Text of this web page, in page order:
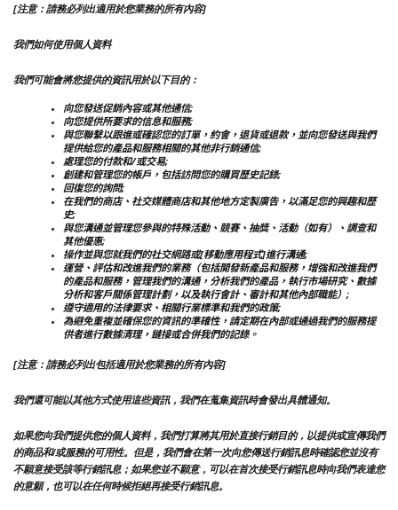
[注意：請務必列出適用於您業務的所有內容]
我們如何使用個人資料
我們可能會將您提供的資訊用於以下目的：
向您發送促銷內容或其他通信;
向您提供所要求的信息和服務;
與您聯繫以跟進或確認您的訂單，約會，退貨或退款，並向您發送與我們
提供給您的產品和服務相關的其他非行銷通信;
處理您的付款和/或交易;
創建和管理您的帳戶，包括訪問您的購買歷史記錄;
回復您的詢問;
在我們的商店、社交媒體商店和其他地方定製廣告，以滿足您的興趣和歷
史;
與您溝通並管理您參與的特殊活動、競賽、抽獎、活動（如有）、調查和
其他優惠;
操作並與您就我們的社交網路或[移動應用程式]進行溝通;
運營、評估和改進我們的業務（包括開發新產品和服務，增強和改進我們
的產品和服務，管理我們的溝通，分析我們的產品，執行市場研究、數據
分析和客戶關係管理計劃，以及執行會計、審計和其他內部職能）;
遵守適用的法律要求、相關行業標準和我們的政策;
為避免重複並確保您的資訊的準確性，請定期在內部或通過我們的服務提
供者進行數據清理，鏈接或合併我們的記錄。
[注意：請務必列出包括適用於您業務的所有內容]
我們還可能以其他方式使用這些資訊，我們在蒐集資訊時會發出具體通知。
如果您向我們提供您的個人資料，我們打算將其用於直接行銷目的，以提供或宣傳我們
的商品和/或服務的可用性。但是，我們會在第一次向您傳送行銷訊息時確認您並沒有
不願意接受該等行銷訊息；如果您並不願意，可以在首次接受行銷訊息時向我們表達您
的意願，也可以在任何時候拒絕再接受行銷訊息。